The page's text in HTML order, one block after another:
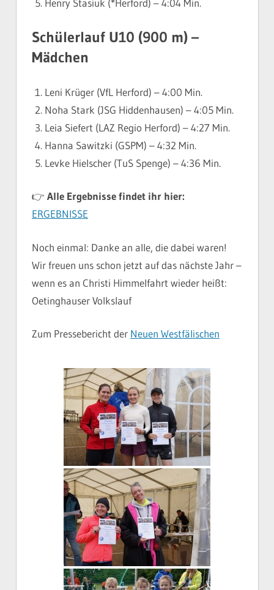
Henry Stasiuk (*Herford) – 4:04 Min.
Schülerlauf U10 (900 m) –
Mädchen
Leni Krüger (VfL Herford) – 4:00 Min.
Noha Stark (JSG Hiddenhausen) – 4:05 Min.
Leia Siefert (LAZ Regio Herford) – 4:27 Min.
Hanna Sawitzki (GSPM) – 4:32 Min.
Levke Hielscher (TuS Spenge) – 4:36 Min.
👉 Alle Ergebnisse findet ihr hier:
ERGEBNISSE
Noch einmal: Danke an alle, die dabei waren!
Wir freuen uns schon jetzt auf das nächste Jahr –
wenn es an Christi Himmelfahrt wieder heißt:
Oetinghauser Volkslauf
Zum Pressebericht der Neuen Westfälischen